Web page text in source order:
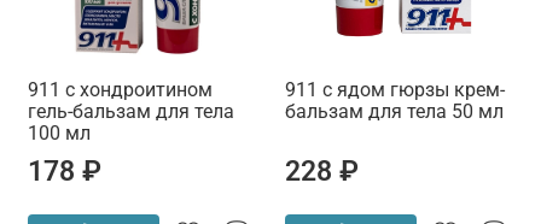
911 с хондроитином
гель-бальзам для тела
100 мл
178 ₽
911 с ядом гюрзы крем-
бальзам для тела 50 мл
228 ₽